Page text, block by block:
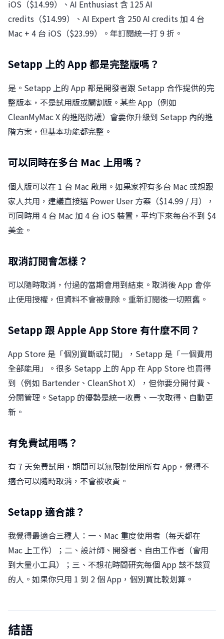
iOS（$14.99）、AI Enthusiast 含 125 AI
credits（$14.99）、AI Expert 含 250 AI credits 加 4 台
Mac + 4 台 iOS（$23.99）。年訂閱統一打 9 折。
Setapp 上的 App 都是完整版嗎？
是。Setapp 上的 App 都是開發者跟 Setapp 合作提供的完
整版本，不是試用版或閹割版。某些 App（例如
CleanMyMac X 的進階防護）會要你升級到 Setapp 內的進
階方案，但基本功能都完整。
可以同時在多台 Mac 上用嗎？
個人版可以在 1 台 Mac 啟用。如果家裡有多台 Mac 或想跟
家人共用，建議直接選 Power User 方案（$14.99 / 月），
可同時用 4 台 Mac 加 4 台 iOS 裝置，平均下來每台不到 $4
美金。
取消訂閱會怎樣？
可以隨時取消，付過的當期會用到結束。取消後 App 會停
止使用授權，但資料不會被刪除。重新訂閱後一切照舊。
Setapp 跟 Apple App Store 有什麼不同？
App Store 是「個別買斷或訂閱」，Setapp 是「一個費用
全部能用」。很多 Setapp 上的 App 在 App Store 也買得
到（例如 Bartender、CleanShot X），但你要分開付費、
分開管理。Setapp 的優勢是統一收費、一次取得、自動更
新。
有免費試用嗎？
有 7 天免費試用，期間可以無限制使用所有 App，覺得不
適合可以隨時取消，不會被收費。
Setapp 適合誰？
我覺得最適合三種人：一、Mac 重度使用者（每天都在
Mac 上工作）；二、設計師、開發者、自由工作者（會用
到大量小工具）；三、不想花時間研究每個 App 該不該買
的人。如果你只用 1 到 2 個 App，個別買比較划算。
結語